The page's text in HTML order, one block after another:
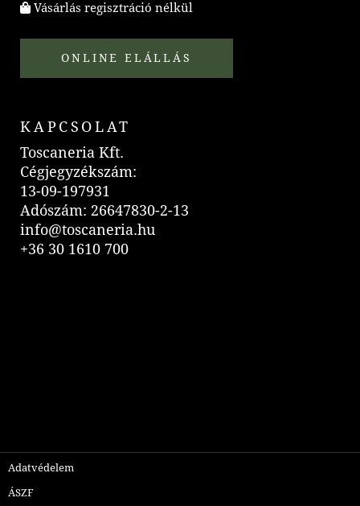
Vásárlás regisztráció nélkül
ONLINE ELÁLLÁS
KAPCSOLAT
Toscaneria Kft.
Cégjegyzékszám:
13-09-197931
Adószám: 26647830-2-13
info@toscaneria.hu
+36 30 1610 700
Adatvédelem
ÁSZF